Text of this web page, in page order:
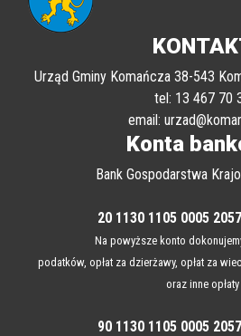
Urząd Gminy Komańcza 38-543
tel: 13 467 70
email:
Konta
Bank Gospodarstwa
20 1130 1105 0005
Na powyższe konto
podatków, opłat za dzierżawy, opłat za
oraz inne opłaty
90 1130 1105 0005